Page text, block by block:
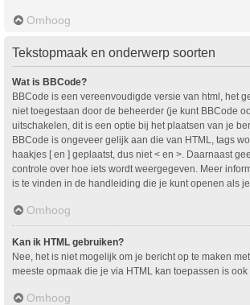
Omhoog
Tekstopmaak en onderwerp soorten
Wat is BBCode?
BBCode is een vereenvoudigde versie van html, het
niet toegestaan door de beheerder (je kunt BBCode
uitschakelen, dit is een optie bij het plaatsen van je
BBCode is ongeveer gelijk aan die van HTML, tags
haakjes [ en ] geplaatst, dus niet < en >. Daarnaast
controle over hoe iets wordt weergegeven. Meer
is te vinden in de handleiding die je kunt openen als
Omhoog
Kan ik HTML gebruiken?
Nee, het is niet mogelijk om je bericht op te maken
meeste opmaak die je via HTML kan toepassen is
Omhoog